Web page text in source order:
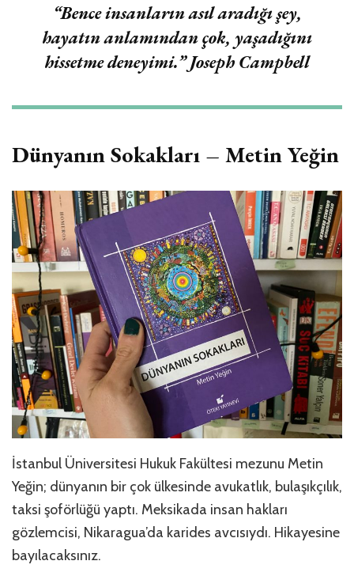
“Bence insanların asıl aradığı şey,
hayatın anlamından çok, yaşadığını
hissetme deneyimi.” Joseph Campbell
Dünyanın Sokakları – Metin Yeğin
İstanbul Üniversitesi Hukuk Fakültesi mezunu Metin
Yeğin; dünyanın bir çok ülkesinde avukatlık, bulaşıkçılık,
taksi şoförlüğü yaptı. Meksikada insan hakları
gözlemcisi, Nikaragua’da karides avcısıydı. Hikayesine
bayılacaksınız.